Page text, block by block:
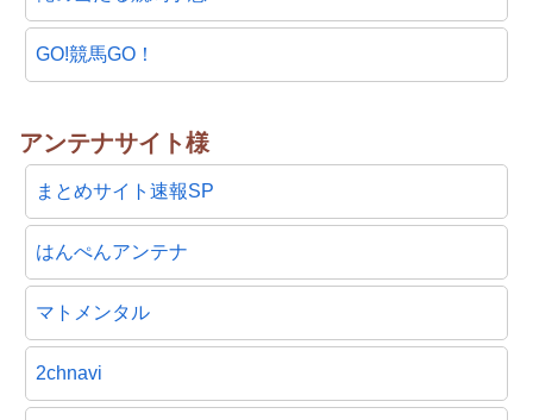
GO!競馬GO！
アンテナサイト様
まとめサイト速報SP
はんぺんアンテナ
マトメンタル
2chnavi